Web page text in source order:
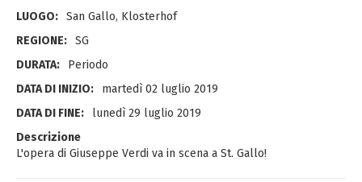
LUOGO: San Gallo, Klosterhof
REGIONE: SG
DURATA:
Periodo
DATA DI INIZIO:
martedì 02 luglio 2019
DATA DI FINE:
lunedì 29 luglio 2019
Descrizione
L'opera di Giuseppe Verdi va in scena a St. Gallo!